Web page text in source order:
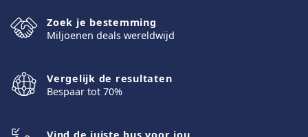
Zoek je bestemming
Miljoenen deals wereldwijd
Vergelijk de resultaten
Bespaar tot 70%